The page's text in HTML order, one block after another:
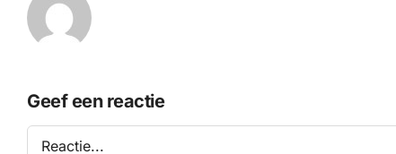
Geef een reactie
Reactie